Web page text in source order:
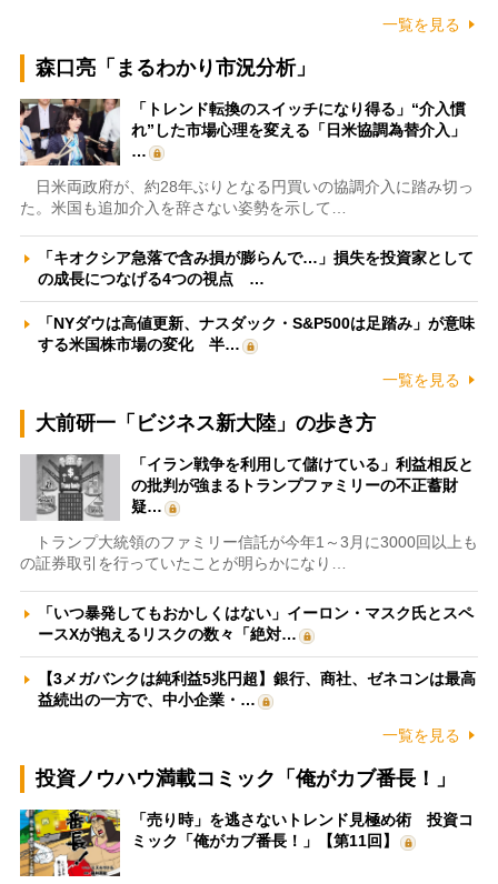
一覧を見る
森口亮「まるわかり市況分析」
「トレンド転換のスイッチになり得る」“介入慣
れ”した市場心理を変える「日米協調為替介入」
…
日米両政府が、約28年ぶりとなる円買いの協調介入に踏み切っ
た。米国も追加介入を辞さない姿勢を示して…
「キオクシア急落で含み損が膨らんで…」損失を投資家として
の成長につなげる4つの視点 …
「NYダウは高値更新、ナスダック・S&P500は足踏み」が意味
する米国株市場の変化 半…
一覧を見る
大前研一「ビジネス新大陸」の歩き方
「イラン戦争を利用して儲けている」利益相反と
の批判が強まるトランプファミリーの不正蓄財
疑…
トランプ大統領のファミリー信託が今年1～3月に3000回以上も
の証券取引を行っていたことが明らかになり…
「いつ暴発してもおかしくはない」イーロン・マスク氏とスペ
ースXが抱えるリスクの数々「絶対…
【3メガバンクは純利益5兆円超】銀行、商社、ゼネコンは最高
益続出の一方で、中小企業・…
一覧を見る
投資ノウハウ満載コミック「俺がカブ番長！」
「売り時」を逃さないトレンド見極め術 投資コ
ミック「俺がカブ番長！」【第11回】